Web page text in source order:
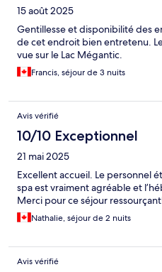
15 août 2025
Gentillesse et disponibilité des
de cet endroit bien entretenu.
vue sur le Lac Mégantic.
Francis, séjour de 3 nuits
Avis vérifié
10/10 Exceptionnel
21 mai 2025
Excellent accueil. Le personnel
spa est vraiment agréable et
Merci pour ce séjour
Nathalie, séjour de 2 nuits
Avis vérifié